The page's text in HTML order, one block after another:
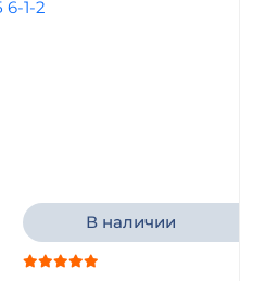
В наличии